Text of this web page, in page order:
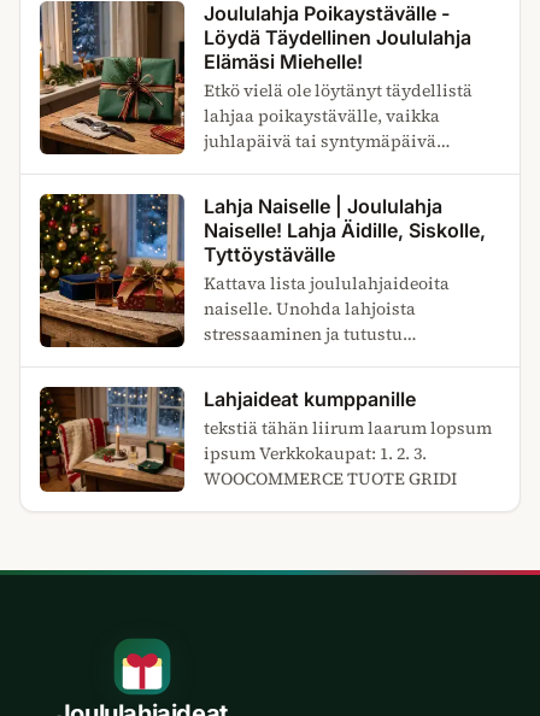
Joululahja Poikaystävälle -
Löydä Täydellinen Joululahja
Elämäsi Miehelle!
Etkö vielä ole löytänyt täydellistä
lahjaa poikaystävälle, vaikka
juhlapäivä tai syntymäpäivä
klikkaa ja katso lisää!
Lahja Naiselle | Joululahja
Naiselle! Lahja Äidille, Siskolle,
Tyttöystävälle
Kattava lista joululahjaideoita
naiselle. Unohda lahjoista
stressaaminen ja tutustu
elämäsi naisille! Klikkaa ja lue lisää!
Lahjaideat kumppanille
tekstiä tähän liirum laarum lopsum
ipsum Verkkokaupat: 1. 2. 3.
WOOCOMMERCE TUOTE GRIDI